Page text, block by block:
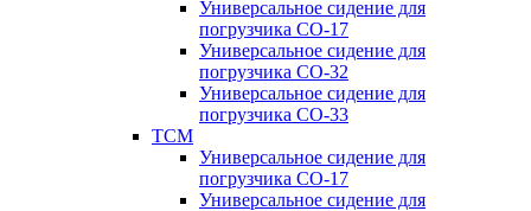
Универсальное сидение для
погрузчика CO-17
Универсальное сидение для
погрузчика CO-32
Универсальное сидение для
погрузчика CO-33
TCM
Универсальное сидение для
погрузчика CO-17
Универсальное сидение для